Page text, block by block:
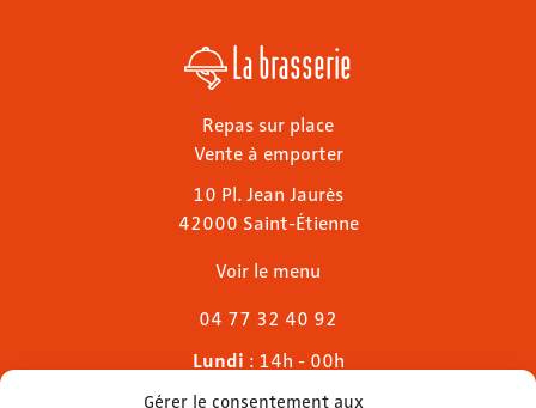
Gérer le consentement aux
La brasserie
Repas sur place
Vente à emporter
10 Pl. Jean Jaurès
42000 Saint-Étienne
Voir le menu
04 77 32 40 92
Lundi : 14h - 00h
Mardi & mercredi : 11h - 00h30